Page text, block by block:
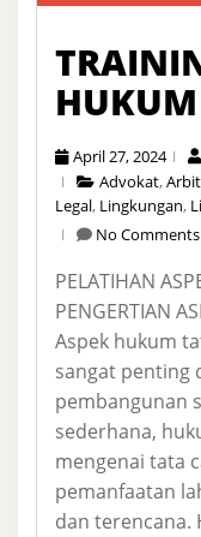
April 27, 2024
Advokat,
Legal, Lingkungan,
No Comments
PELATIHAN
PENGERTIAN
Aspek hukum
sangat penting
pembangunan
sederhana,
mengenai tata
pemanfaatan
dan terencana.